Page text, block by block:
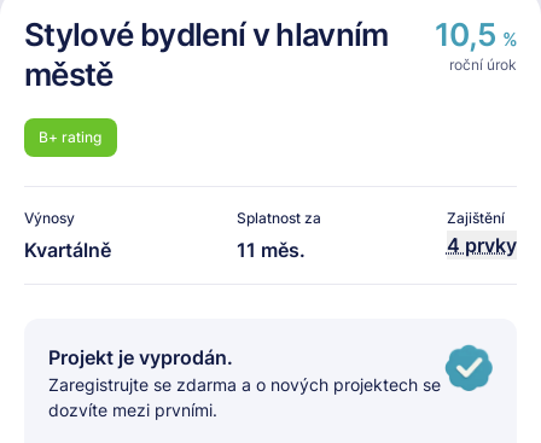
Stylové bydlení v hlavním
městě
10,5 %
roční úrok
B+ rating
Výnosy
Kvartálně
Splatnost za
11 měs.
Zajištění
4 prvky
Projekt je vyprodán.
Zaregistrujte se zdarma a o nových projektech se
dozvíte mezi prvními.